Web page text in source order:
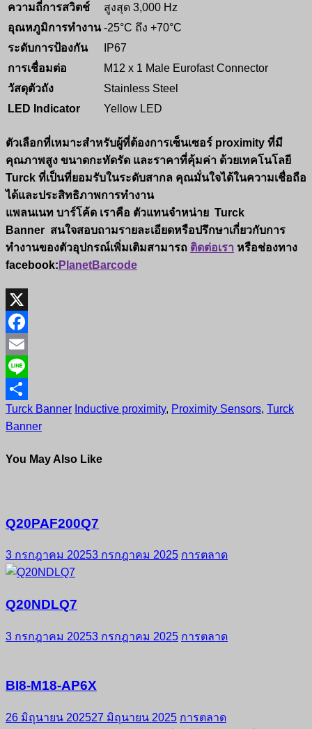
ความถี่การสวิตช์
สูงสุด 3,000 Hz
อุณหภูมิการทำงาน -25°C ถึง +70°C
ระดับการป้องกัน
IP67
การเชื่อมต่อ
M12 x 1 Male Eurofast Connector
วัสดุตัวถัง
Stainless Steel
LED Indicator
Yellow LED
ตัวเลือกที่เหมาะสำหรับผู้ที่ต้องการเซ็นเซอร์ proximity ที่มี
คุณภาพสูง ขนาดกะทัดรัด และราคาที่คุ้มค่า ด้วยเทคโนโลยี
Turck ที่เป็นที่ยอมรับในระดับสากล คุณมั่นใจได้ในความเชื่อถือ
ได้และประสิทธิภาพการทำงาน
แพลนเนท บาร์โค้ด เราคือ ตัวแทนจำหน่าย Turck
Banner สนใจสอบถามรายละเอียดหรือปรึกษาเกี่ยวกับการ
ทำงานของตัวอุปกรณ์เพิ่มเติมสามารถ ติดต่อเรา หรือช่องทาง
facebook: PlanetBarcode
X
Facebook
Email
Line
Share
Turck Banner Inductive proximity, Proximity Sensors, Turck
Banner
You May Also Like
Q20PAF200Q7
3 กรกฎาคม 20253 กรกฎาคม 2025 การตลาด
Q20NDLQ7
3 กรกฎาคม 20253 กรกฎาคม 2025 การตลาด
BI8-M18-AP6X
26 มิถุนายน 202527 มิถุนายน 2025 การตลาด